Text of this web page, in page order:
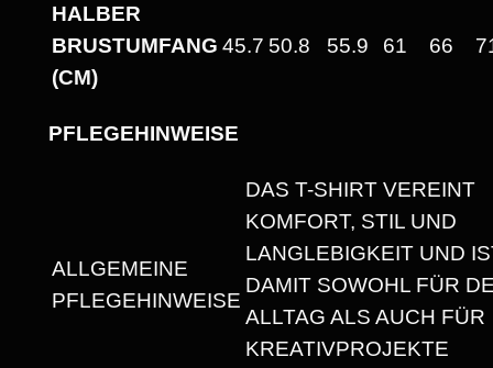
M
T
U
A
L
HALBER
BRUSTUMFANG
(CM)
45.7 50.8 55.9 61 66
PFLEGEHINWEISE
ALLGEMEINE
PFLEGEHINWEISE
DAS T-SHIRT VEREINT
KOMFORT, STIL UND
LANGLEBIGKEIT UND
DAMIT SOWOHL FÜR
ALLTAG ALS AUCH FÜR
KREATIVPROJEKTE